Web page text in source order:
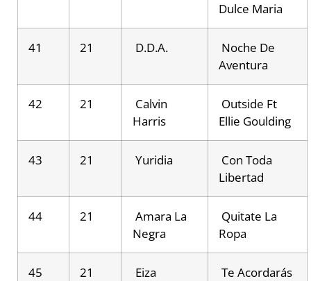
Dulce Maria
41 21 D.D.A.
Noche De
Aventura
42 21
Calvin
Harris
Outside Ft
Ellie Goulding
43 21 Yuridia
Con Toda
Libertad
44 21
Amara La
Negra
Quitate La
Ropa
45 21
Eiza
Te Acordarás